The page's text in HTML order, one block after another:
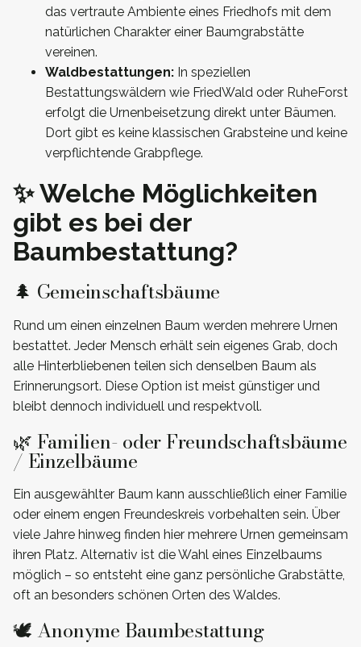
das vertraute Ambiente eines Friedhofs mit dem
natürlichen Charakter einer Baumgrabstätte
vereinen.
Waldbestattungen: In speziellen
Bestattungswäldern wie FriedWald oder RuheForst
erfolgt die Urnenbeisetzung direkt unter Bäumen.
Dort gibt es keine klassischen Grabsteine und keine
verpflichtende Grabpflege.
✨ Welche Möglichkeiten
gibt es bei der
Baumbestattung?
🌲 Gemeinschaftsbäume
Rund um einen einzelnen Baum werden mehrere Urnen
bestattet. Jeder Mensch erhält sein eigenes Grab, doch
alle Hinterbliebenen teilen sich denselben Baum als
Erinnerungsort. Diese Option ist meist günstiger und
bleibt dennoch individuell und respektvoll.
🌿 Familien- oder Freundschaftsbäume
/ Einzelbäume
Ein ausgewählter Baum kann ausschließlich einer Familie
oder einem engen Freundeskreis vorbehalten sein. Über
viele Jahre hinweg finden hier mehrere Urnen gemeinsam
ihren Platz. Alternativ ist die Wahl eines Einzelbaums
möglich – so entsteht eine ganz persönliche Grabstätte,
oft an besonders schönen Orten des Waldes.
🕊️ Anonyme Baumbestattung